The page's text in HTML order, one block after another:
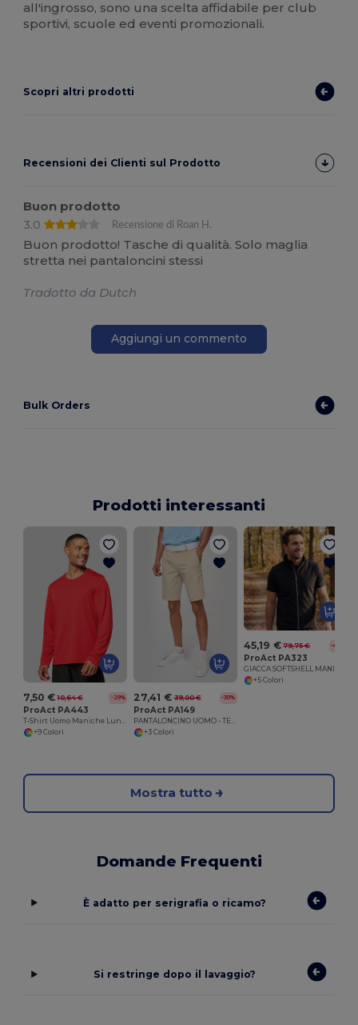
all'ingrosso, sono una scelta affidabile per club
sportivi, scuole ed eventi promozionali.
Scopri altri prodotti
Recensioni dei Clienti sul Prodotto
Buon prodotto
3.0
Recensione di Roan H.
Buon prodotto! Tasche di qualità. Solo maglia
stretta nei pantaloncini stessi
Tradotto da Dutch
Aggiungi un commento
Bulk Orders
Prodotti interessanti
7,50 € 10,64 € -29%
ProAct PA443
+9 Colori
27,41 € 39,00 € -30%
ProAct PA149
+3 Colori
45,19 € 79,75 € -43%
ProAct PA323
+5 Colori
Mostra tutto
Domande Frequenti
È adatto per serigrafia o ricamo?
Si restringe dopo il lavaggio?